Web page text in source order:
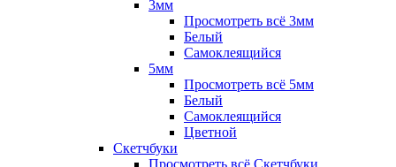
3мм
Просмотреть всё 3мм
Белый
Самоклеящийся
5мм
Просмотреть всё 5мм
Белый
Самоклеящийся
Цветной
Скетчбуки
Просмотреть всё Скетчбуки